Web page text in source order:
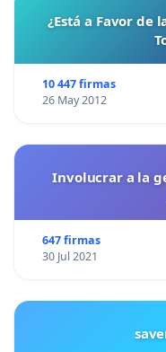
¿Está a Favor de
10 447 firmas
26 May 2012
Involucrar a la
647 firmas
30 Jul 2021